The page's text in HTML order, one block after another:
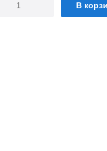
В